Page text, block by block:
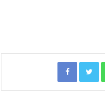
Facebook Twitter